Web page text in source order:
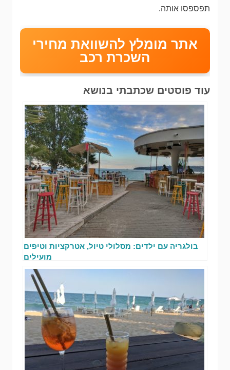
תפספסו אותה.
אתר מומלץ להשוואת מחירי
השכרת רכב
עוד פוסטים שכתבתי בנושא
בולגריה עם ילדים: מסלולי טיול, אטרקציות וטיפים
מועילים